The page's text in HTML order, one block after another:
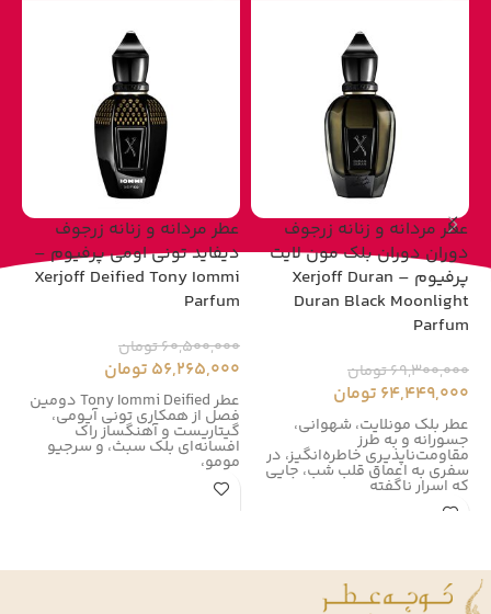
عطر مردانه و زنانه زرجوف
دوران دوران بلک مون لایت
پرفیوم – Xerjoff Duran
Duran Black Moonlight
Parfum
69,300,000تومان
64,449,000 تومان
عطر بلک مونلایت، شهوانی،
جسورانه و به طرز
مقاومت‌ناپذیری خاطره‌انگیز، در
سفری به اعماق قلب شب، جایی
که اسرار ناگفته
عطر مردانه و زنانه زرجوف
دیفاید تونی اومی پرفیوم –
Xerjoff Deified Tony Iommi
Parfum
60,500,000تومان
56,265,000 تومان
عطر Tony Iommi Deified دومین
فصل از همکاری تونی آیومی،
گیتاریست و آهنگساز راک
افسانه‌ای بلک سبث، و سرجیو
مومو،